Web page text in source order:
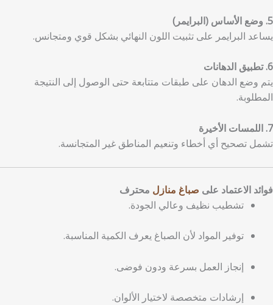
5. وضع الأساس (البرايمر)
يساعد البرايمر على تثبيت اللون النهائي بشكل قوي ومتجانس.
6. تطبيق الدهانات
يتم وضع الدهان على طبقات متتابعة حتى الوصول إلى النتيجة
المطلوبة.
7. اللمسات الأخيرة
تشمل تصحيح أي أخطاء وتنعيم المناطق غير المتجانسة.
فوائد الاعتماد على صباغ منازل محترف
تشطيب نظيف وعالي الجودة.
توفير المواد لأن الصباغ يعرف الكمية المناسبة.
إنجاز العمل بسرعة ودون فوضى.
إرشادات متخصصة لاختيار الألوان.